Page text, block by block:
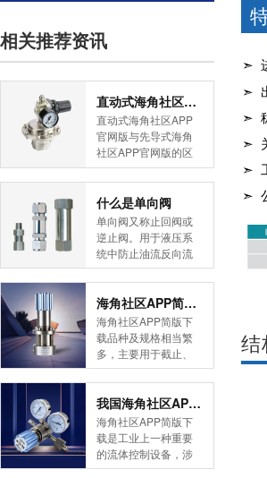
➣
➣
➣
➣
➣
➣
结
相关推荐资讯
直动式海角社区APP官网版与先导式海角社区APP官网版的区别
直动式海角社区APP
官网版与先导式海角
社区APP官网版的区
别是什么？HJBA8海
角论坛海角社区APP
简版下载告诉您！先
导式海角社区APP官
网版是采用控制阀体
内的启闭件的开度来
调节介质的流量，将
介质的压力降低，同
时借助阀后压力的作
用调节启闭件的开
度，使阀后压力保持
在一定范围内，在进
口压力不断变化的情
在设定的范围内，保
护其后的生活生产器
具。本类海角社区
APP简版下载在管......
什么是单向阀
单向阀又称止回阀或
逆止阀。用于液压系
统中防止油流反向流
动,或者用于气动系统
中防止压缩空气逆向
流动。今天HJBA8海
角论坛海角社区APP
简版下载为您介绍一
下什么是单向阀。
一、简介单向阀有直
通式和直角式两种。
直通式单向阀用螺纹
连接安装在管路上。
直角式单向阀有螺纹
连接、板式连接和法
兰连接三种形式。液
海角社区APP简版下载的维护保养方式有哪些
海角社区APP简版下
载品种及规格相当繁
多，主要用于截止、
导流、稳压、分流
等，用途广泛。正确
和有序有效的维护保
养会保护海角社区
APP简版下载，使海
角社区APP简版下载
正常发挥功能并且延
我国海角社区APP简版下载市场的现状及前景如何
海角社区APP简版下
载是工业上一种重要
的流体控制设备，涉
及到国民经济诸多部